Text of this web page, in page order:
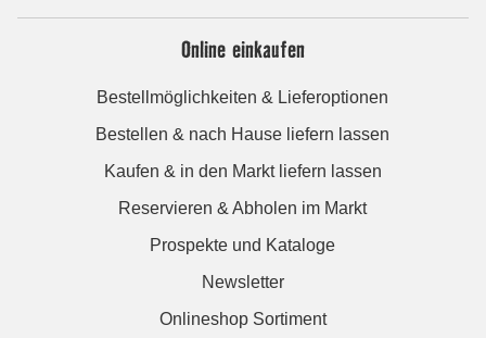
Online einkaufen
Bestellmöglichkeiten & Lieferoptionen
Bestellen & nach Hause liefern lassen
Kaufen & in den Markt liefern lassen
Reservieren & Abholen im Markt
Prospekte und Kataloge
Newsletter
Onlineshop Sortiment